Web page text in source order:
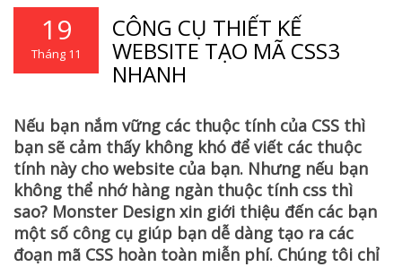
19
Tháng 11
CÔNG CỤ THIẾT KẾ
WEBSITE TẠO MÃ CSS3
NHANH
Nếu bạn nắm vững các thuộc tính của CSS thì
bạn sẽ cảm thấy không khó để viết các thuộc
tính này cho website của bạn. Nhưng nếu bạn
không thể nhớ hàng ngàn thuộc tính css thì
sao? Monster Design xin giới thiệu đến các bạn
một số công cụ giúp bạn dễ dàng tạo ra các
đoạn mã CSS hoàn toàn miễn phí. Chúng tôi chỉ